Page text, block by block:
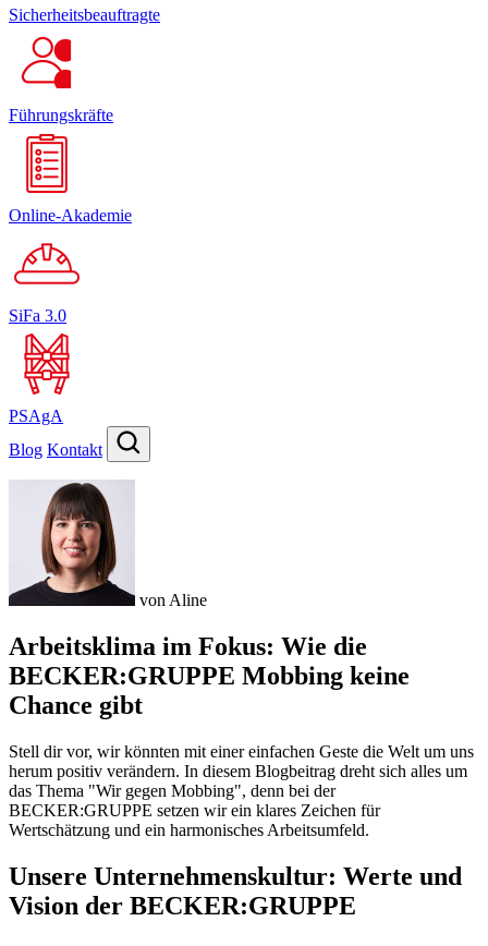
Sicherheitsbeauftragte
Führungskräfte
Online-Akademie
SiFa 3.0
PSAgA
Blog Kontakt
von Aline
Arbeitsklima im Fokus: Wie die
BECKER:GRUPPE Mobbing keine
Chance gibt
Stell dir vor, wir könnten mit einer einfachen Geste die Welt um uns
herum positiv verändern. In diesem Blogbeitrag dreht sich alles um
das Thema "Wir gegen Mobbing", denn bei der
BECKER:GRUPPE setzen wir ein klares Zeichen für
Wertschätzung und ein harmonisches Arbeitsumfeld.
Unsere Unternehmenskultur: Werte und
Vision der BECKER:GRUPPE